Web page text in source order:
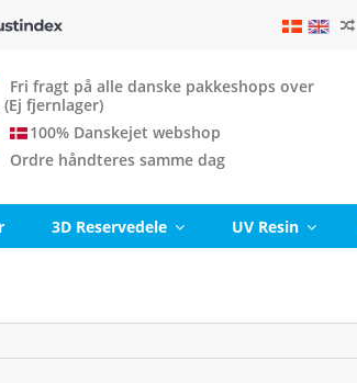
Fri fragt på alle danske pakkeshops over
(Ej fjernlager)
100% Danskejet webshop
Ordre håndteres samme dag
3D Reservedele UV Resin